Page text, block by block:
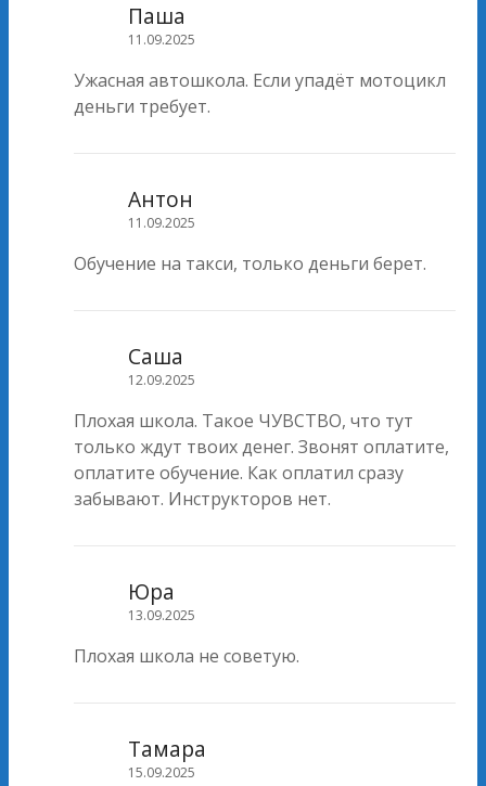
Паша
11.09.2025
Ужасная автошкола. Если упадёт мотоцикл
деньги требует.
Антон
11.09.2025
Обучение на такси, только деньги берет.
Саша
12.09.2025
Плохая школа. Такое ЧУВСТВО, что тут
только ждут твоих денег. Звонят оплатите,
оплатите обучение. Как оплатил сразу
забывают. Инструкторов нет.
Юра
13.09.2025
Плохая школа не советую.
Тамара
15.09.2025